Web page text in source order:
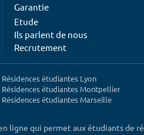
Garantie
Etude
Ils parlent de nous
Recrutement
Résidences étudiantes Lyon
Résidences étudiantes Montpellier
Résidences étudiantes Marseille
ligne qui permet aux étudiants de